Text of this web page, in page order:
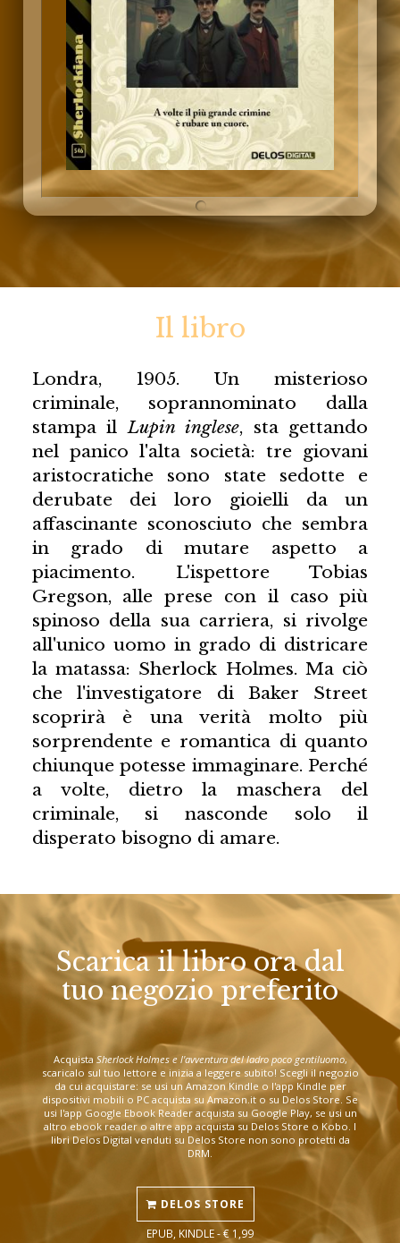
Il libro
Londra, 1905. Un misterioso
criminale, soprannominato dalla
stampa ilLupin inglese, sta gettando
nel panico l'alta società: tre giovani
aristocratiche sono state sedotte e
derubate dei loro gioielli da un
affascinante sconosciuto che sembra
in grado di mutare aspetto a
piacimento. L'ispettore Tobias
Gregson, alle prese con il caso più
spinoso della sua carriera, si rivolge
all'unico uomo in grado di districare
la matassa: Sherlock Holmes. Ma ciò
che l'investigatore di Baker Street
scoprirà è una verità molto più
sorprendente e romantica di quanto
chiunque potesse immaginare. Perché
a volte, dietro la maschera del
criminale, si nasconde solo il
disperato bisogno di amare.
Scarica il libro ora dal
tuo negozio preferito
Acquista Sherlock Holmes e l'avventura del ladro poco gentiluomo,
scaricalo sul tuo lettore e inizia a leggere subito! Scegli il negozio
da cui acquistare: se usi un Amazon Kindle o l'app Kindle per
dispositivi mobili o PC acquista su Amazon.it o su Delos Store. Se
usi l'app Google Ebook Reader acquista su Google Play, se usi un
altro ebook reader o altre app acquista su Delos Store o Kobo. I
libri Delos Digital venduti su Delos Store non sono protetti da
DRM.
DELOS STORE
EPUB, KINDLE - € 1,99